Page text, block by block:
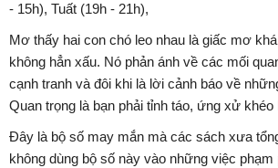
- 15h), Tuất (19h - 21h),
Mơ thấy hai con chó leo nhau là giấc mơ
không hẳn xấu. Nó phản ánh về các mối
cạnh tranh và đôi khi là lời cảnh báo về
Quan trọng là bạn phải tỉnh táo, ứng xử
Đây là bộ số may mắn mà các sách xưa
không dùng bộ số này vào những việc